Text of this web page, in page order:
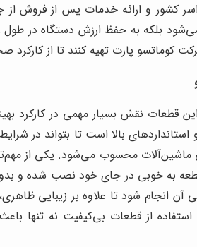
کشور و ارائه خدمات پس از فروش
بلکه به حفظ ارزش دستگاه در طول
کوماتسو پارت تهیه کنند تا از
نقش بسیار مهمی در کارکرد
بالا است تا بتواند در
محسوب می‌شود. یکی از
به خوبی در جای خود نصب شده و
شود تا علاوه بر زیبایی ظاهری،
از قطعات بی‌کیفیت نه تنها